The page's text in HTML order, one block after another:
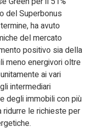
del Superbonus
ha avuto
del mercato
positivo sia della
meno energivori oltre
ai vari
intermediari
degli immobili con più
le richieste per